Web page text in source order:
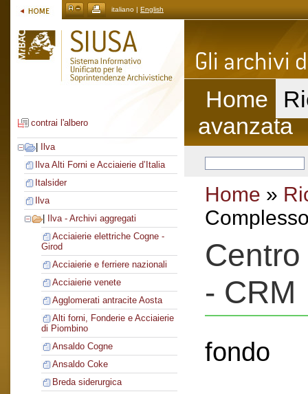
italiano | English
contrai l'albero
Ilva
Ilva Alti Forni e Acciaierie d’Italia
Italsider
Ilva
Ilva - Archivi aggregati
Acciaierie elettriche Cogne -
Girod
Acciaierie e ferriere nazionali
Acciaierie venete
Agglomerati antracite Aosta
Alti forni, Fonderie e Acciaierie
di Piombino
Ansaldo Cogne
Ansaldo Coke
Breda siderurgica
Home
avanzata
Home »
- CRM
fondo